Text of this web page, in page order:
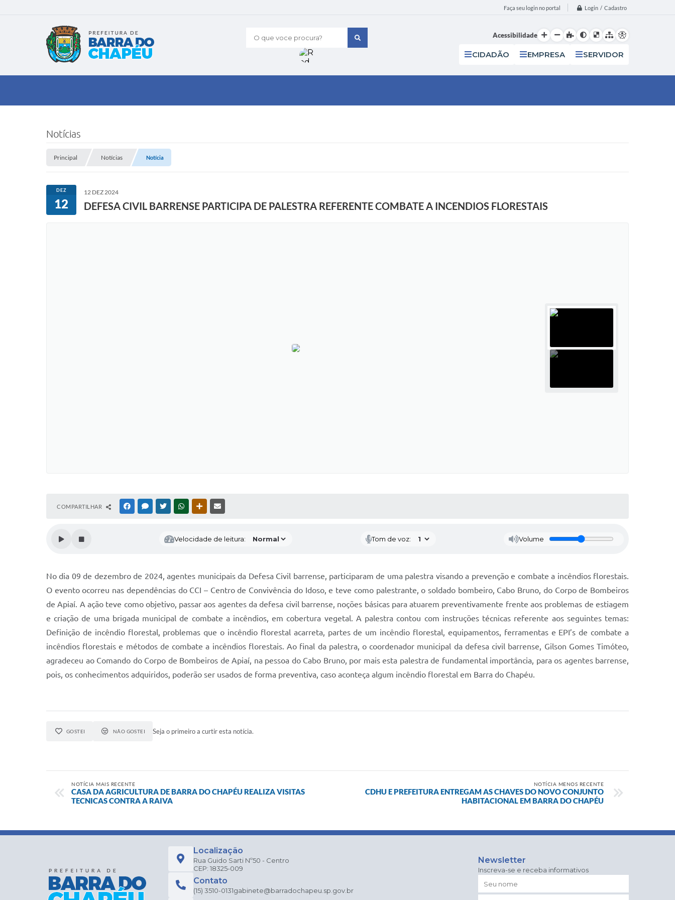
Faça seu login no portal Login / Cadastro
O que voce procura? Acessibilidade
CIDADÃO EMPRESA SERVIDOR
Notícias
Principal Notícias Notícia
DEZ
12
12 DEZ 2024
DEFESA CIVIL BARRENSE PARTICIPA DE PALESTRA REFERENTE COMBATE A INCENDIOS FLORESTAIS
COMPARTILHAR FACEBOOKMESSENGER
TWITTERWHATSAPPOUTRAS MÍDIAS
Velocidade de leitura: Tom de voz: Volume
No dia 09 de dezembro de 2024, agentes municipais da Defesa Civil barrense, participaram de uma palestra visando a prevenção e combate a incêndios florestais.
O evento ocorreu nas dependências do CCI – Centro de Convivência do Idoso, e teve como palestrante, o soldado bombeiro, Cabo Bruno, do Corpo de Bombeiros
de Apiaí. A ação teve como objetivo, passar aos agentes da defesa civil barrense, noções básicas para atuarem preventivamente frente aos problemas de estiagem
e criação de uma brigada municipal de combate a incêndios, em cobertura vegetal. A palestra contou com instruções técnicas referente aos seguintes temas:
Definição de incêndio florestal, problemas que o incêndio florestal acarreta, partes de um incêndio florestal, equipamentos, ferramentas e EPI’s de combate a
incêndios florestais e métodos de combate a incêndios florestais. Ao final da palestra, o coordenador municipal da defesa civil barrense, Gilson Gomes Timóteo,
agradeceu ao Comando do Corpo de Bombeiros de Apiaí, na pessoa do Cabo Bruno, por mais esta palestra de fundamental importância, para os agentes barrense,
pois, os conhecimentos adquiridos, poderão ser usados de forma preventiva, caso aconteça algum incêndio florestal em Barra do Chapéu.
GOSTEI NÃO GOSTEI Seja o primeiro a curtir esta notícia.
NOTÍCIA MAIS RECENTE
CASA DA AGRICULTURA DE BARRA DO CHAPÉU REALIZA VISITAS
TECNICAS CONTRA A RAIVA
NOTÍCIA MENOS RECENTE
CDHU E PREFEITURA ENTREGAM AS CHAVES DO NOVO CONJUNTO
HABITACIONAL EM BARRA DO CHAPÉU
Localização
Rua Guido Sarti Nº50 - Centro
CEP: 18325-009
Contato
(15) 3510-0131gabinete@barradochapeu.sp.gov.br
Newsletter
Inscreva-se e receba informativos